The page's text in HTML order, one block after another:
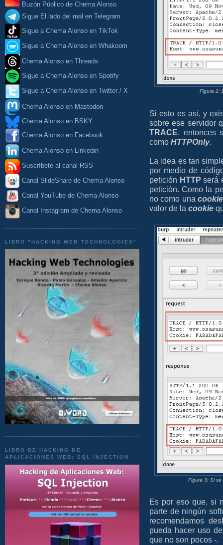
Buzón Público de Chema Alonso
Sigue El lado del mal en Telegram
Sigue a Chema Alonso en TikTok
Sigue a Chema Alonso en Whakoom
Chema Alonso en Threads
Sigue a Chema Alonso en Spotify
Sigue a Chema Alonso en Twitter / X
Chema Alonso en Mastodon
Chema Alonso en BSKY
Chema Alonso en Facebook
Chema Alonso en Linkedin
Suscríbete al canal RSS
Canal SlideShare de Chema Alonso
Canal YouTube de Chema Alonso
Canal Instagram de Chema Alonso
LIBRO "HACKING WEB TECHNOLOGIES"
LIBRO DE HACKING DE
APLICACIONES WEB: SQL INJECTION
Figura 2:
Si esto es así, y
sobre ese servidor
TRACE, entonces
como HTTPOnly.
La idea es tan
por medio de
petición HTTP será
petición. Como la
no como una cookie
valor de la cookie
Figura 3: Si
Es por eso que, si
parte de ningún
recomendamos
pueda hacer uso
que no son pocos -.